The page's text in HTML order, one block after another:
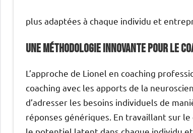
plus adaptées à chaque individu et
Une Méthodologie Innovante pour le
L’approche de Lionel en coaching
coaching avec les apports de la
d’adresser les besoins individuels de
réponses génériques. En travaillant sur